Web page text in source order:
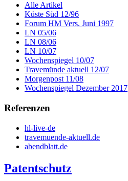
Alle Artikel
Küste Süd 12/96
Forum HM Vers. Juni 1997
LN 05/06
LN 08/06
LN 10/07
Wochenspiegel 10/07
Travemünde aktuell 12/07
Morgenpost 11/08
Wochenspiegel Dezember 2017
Referenzen
hl-live-de
travemuende-aktuell.de
abendblatt.de
Patentschutz